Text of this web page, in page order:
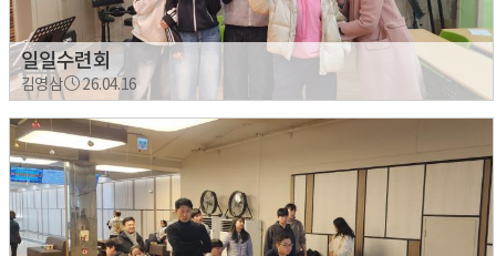
일일수련회
김영삼 26.04.16